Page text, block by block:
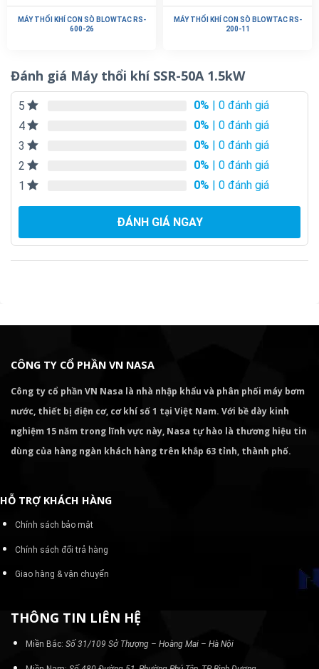
MÁY THỔI KHÍ CON SÒ BLOWTAC RS-
600-26
MÁY THỔI KHÍ CON SÒ BLOWTAC RS-
200-11
Đánh giá Máy thổi khí SSR-50A 1.5kW
5 0% | 0 đánh giá
4
0% | 0 đánh giá
3
0% | 0 đánh giá
2
0% | 0 đánh giá
1
0% | 0 đánh giá
ĐÁNH GIÁ NGAY
CÔNG TY CỔ PHẦN VN NASA
Công ty cổ phần VN Nasa là nhà nhập khẩu và phân phối máy bơm
nước, thiết bị điện cơ, cơ khí số 1 tại Việt Nam. Với bề dày kinh
nghiệm 15 năm trong lĩnh vực này, Nasa tự hào là thương hiệu tin
dùng của hàng ngàn khách hàng trên khắp 63 tỉnh, thành phố.
HỖ TRỢ KHÁCH HÀNG
Chính sách bảo mật
Chính sách đổi trả hàng
Giao hàng & vận chuyển
THÔNG TIN LIÊN HỆ
Miền Bắc: Số 31/109 Sở Thượng – Hoàng Mai – Hà Nội